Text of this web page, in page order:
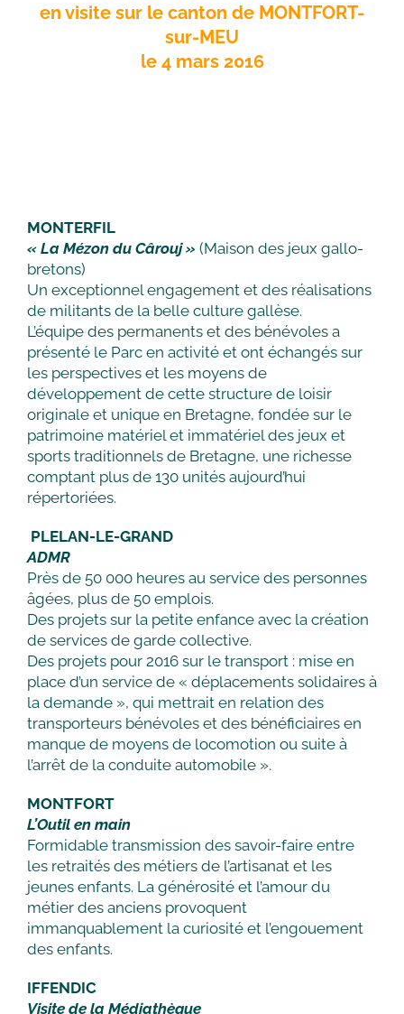
en visite sur le canton de MONTFORT-
sur-MEU
le 4 mars 2016
MONTERFIL
« La Mézon du Cârouj » (Maison des jeux gallo-
bretons)
Un exceptionnel engagement et des réalisations
de militants de la belle culture gallèse.
L’équipe des permanents et des bénévoles a
présenté le Parc en activité et ont échangés sur
les perspectives et les moyens de
développement de cette structure de loisir
originale et unique en Bretagne, fondée sur le
patrimoine matériel et immatériel des jeux et
sports traditionnels de Bretagne, une richesse
comptant plus de 130 unités aujourd’hui
répertoriées.
PLELAN-LE-GRAND
ADMR
Près de 50 000 heures au service des personnes
âgées, plus de 50 emplois.
Des projets sur la petite enfance avec la création
de services de garde collective.
Des projets pour 2016 sur le transport : mise en
place d’un service de « déplacements solidaires à
la demande », qui mettrait en relation des
transporteurs bénévoles et des bénéficiaires en
manque de moyens de locomotion ou suite à
l’arrêt de la conduite automobile ».
MONTFORT
L’Outil en main
Formidable transmission des savoir-faire entre
les retraités des métiers de l’artisanat et les
jeunes enfants. La générosité et l’amour du
métier des anciens provoquent
immanquablement la curiosité et l’engouement
des enfants.
IFFENDIC
Visite de la Médiathèque